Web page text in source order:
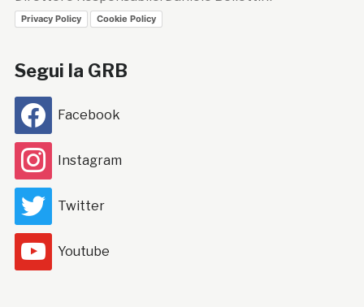
Privacy Policy Cookie Policy
Segui la GRB
Facebook
Instagram
Twitter
Youtube